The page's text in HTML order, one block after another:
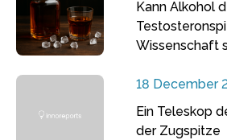
Kann Alkohol
Wissenschaft
18 December
Ein Teleskop
der Zugspitze